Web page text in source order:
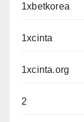
1xbetkorea
1xcinta
1xcinta.org
2